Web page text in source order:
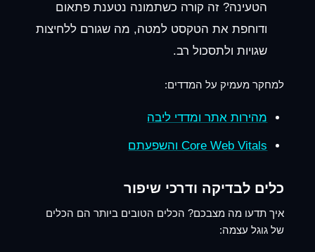
הטעינה? זה קורה כשתמונה נטענת פתאום
ודוחפת את הטקסט למטה, מה שגורם ללחיצות
שגויות ולתסכול רב.
למחקר מעמיק על המדדים:
מהירות אתר ומדדי ליבה
Core Web Vitals והשפעתם
כלים לבדיקה ודרכי שיפור
איך תדעו מה מצבכם? הכלים הטובים ביותר הם הכלים
של גוגל עצמה: